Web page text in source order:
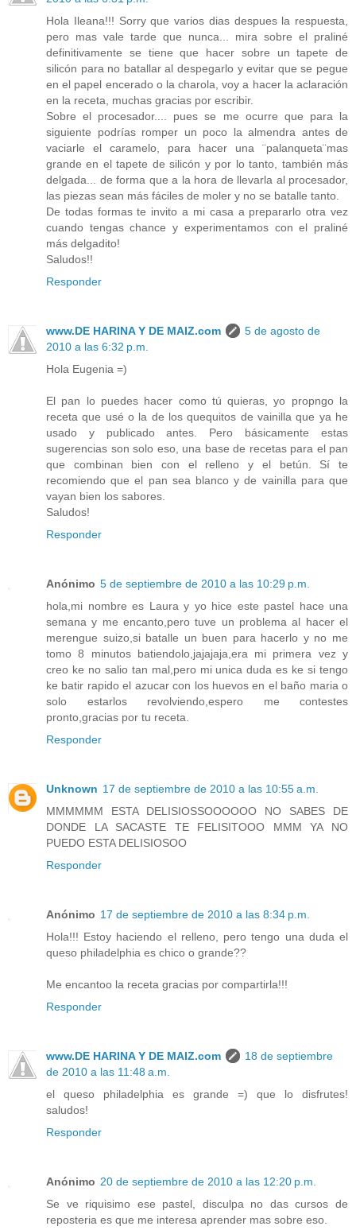
Hola Ileana!!! Sorry que varios dias despues la respuesta,
pero mas vale tarde que nunca... mira sobre el praliné
definitivamente se tiene que hacer sobre un tapete de
silicón para no batallar al despegarlo y evitar que se pegue
en el papel encerado o la charola, voy a hacer la aclaración
en la receta, muchas gracias por escribir.
Sobre el procesador.... pues se me ocurre que para la
siguiente podrías romper un poco la almendra antes de
vaciarle el caramelo, para hacer una ¨palanqueta¨mas
grande en el tapete de silicón y por lo tanto, también más
delgada... de forma que a la hora de llevarla al procesador,
las piezas sean más fáciles de moler y no se batalle tanto.
De todas formas te invito a mi casa a prepararlo otra vez
cuando tengas chance y experimentamos con el praliné
más delgadito!
Saludos!!
Responder
www.DE HARINA Y DE MAIZ.com
5 de agosto de
2010 a las 6:32 p.m.
Hola Eugenia =)
El pan lo puedes hacer como tú quieras, yo propngo la
receta que usé o la de los quequitos de vainilla que ya he
usado y publicado antes. Pero básicamente estas
sugerencias son solo eso, una base de recetas para el pan
que combinan bien con el relleno y el betún. Sí te
recomiendo que el pan sea blanco y de vainilla para que
vayan bien los sabores.
Saludos!
Responder
Anónimo 5 de septiembre de 2010 a las 10:29 p.m.
hola,mi nombre es Laura y yo hice este pastel hace una
semana y me encanto,pero tuve un problema al hacer el
merengue suizo,si batalle un buen para hacerlo y no me
tomo 8 minutos batiendolo,jajajaja,era mi primera vez y
creo ke no salio tan mal,pero mi unica duda es ke si tengo
ke batir rapido el azucar con los huevos en el baño maria o
solo estarlos revolviendo,espero me contestes
pronto,gracias por tu receta.
Responder
Unknown 17 de septiembre de 2010 a las 10:55 a.m.
MMMMMM ESTA DELISIOSSOOOOOO NO SABES DE
DONDE LA SACASTE TE FELISITOOO MMM YA NO
PUEDO ESTA DELISIOSOO
Responder
Anónimo 17 de septiembre de 2010 a las 8:34 p.m.
Hola!!! Estoy haciendo el relleno, pero tengo una duda el
queso philadelphia es chico o grande??
Me encantoo la receta gracias por compartirla!!!
Responder
www.DE HARINA Y DE MAIZ.com
18 de septiembre
de 2010 a las 11:48 a.m.
el queso philadelphia es grande =) que lo disfrutes!
saludos!
Responder
Anónimo 20 de septiembre de 2010 a las 12:20 p.m.
Se ve riquisimo ese pastel, disculpa no das cursos de
reposteria es que me interesa aprender mas sobre eso.